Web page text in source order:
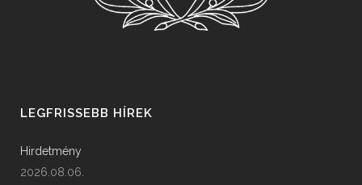
LEGFRISSEBB HÍREK
Hirdetmény
2026.08.06.